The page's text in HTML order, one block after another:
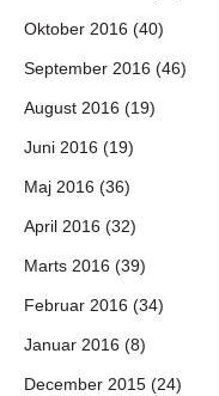
Oktober 2016 (40)
September 2016 (46)
August 2016 (19)
Juni 2016 (19)
Maj 2016 (36)
April 2016 (32)
Marts 2016 (39)
Februar 2016 (34)
Januar 2016 (8)
December 2015 (24)